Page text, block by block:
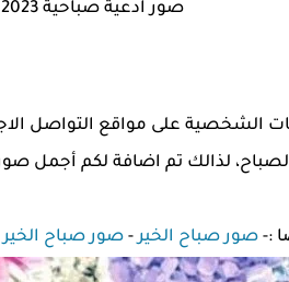
صور ادعية صباحية 2023 بطاقات صباح الخير فيها دعاء
الشخصية على مواقع التواصل
لذالك تم اضافة لكم أجمل
:- صور صباح الخير- صور صباح الخير